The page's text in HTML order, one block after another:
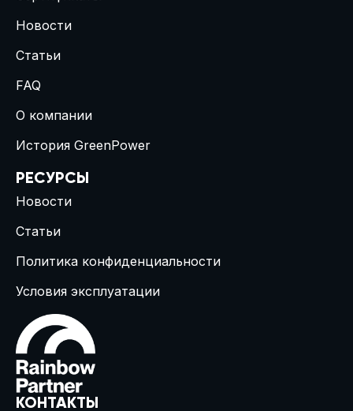
Новости
Статьи
FAQ
О компании
История GreenPower
РЕСУРСЫ
Новости
Статьи
Политика конфиденциальности
Условия эксплуатации
КОНТАКТЫ